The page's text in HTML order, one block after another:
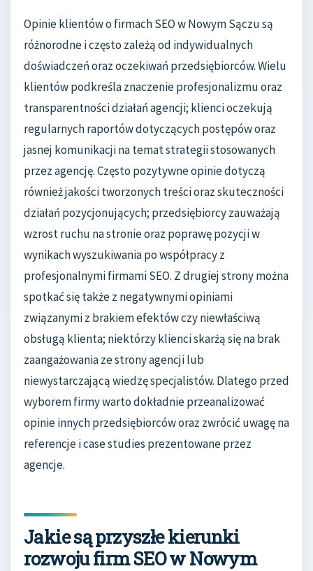
Opinie klientów o firmach SEO w Nowym Sączu są
różnorodne i często zależą od indywidualnych
doświadczeń oraz oczekiwań przedsiębiorców. Wielu
klientów podkreśla znaczenie profesjonalizmu oraz
transparentności działań agencji; klienci oczekują
regularnych raportów dotyczących postępów oraz
jasnej komunikacji na temat strategii stosowanych
przez agencję. Często pozytywne opinie dotyczą
również jakości tworzonych treści oraz skuteczności
działań pozycjonujących; przedsiębiorcy zauważają
wzrost ruchu na stronie oraz poprawę pozycji w
wynikach wyszukiwania po współpracy z
profesjonalnymi firmami SEO. Z drugiej strony można
spotkać się także z negatywnymi opiniami
związanymi z brakiem efektów czy niewłaściwą
obsługą klienta; niektórzy klienci skarżą się na brak
zaangażowania ze strony agencji lub
niewystarczającą wiedzę specjalistów. Dlatego przed
wyborem firmy warto dokładnie przeanalizować
opinie innych przedsiębiorców oraz zwrócić uwagę na
referencje i case studies prezentowane przez
agencje.
Jakie są przyszłe kierunki
rozwoju firm SEO w Nowym